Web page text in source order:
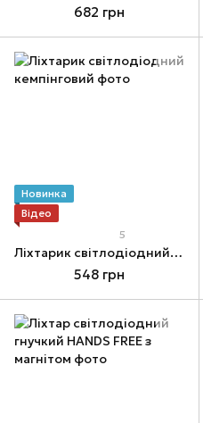
682 грн
Новинка
Відео
5
Ліхтарик світлодіодний кемпінговий
548 грн